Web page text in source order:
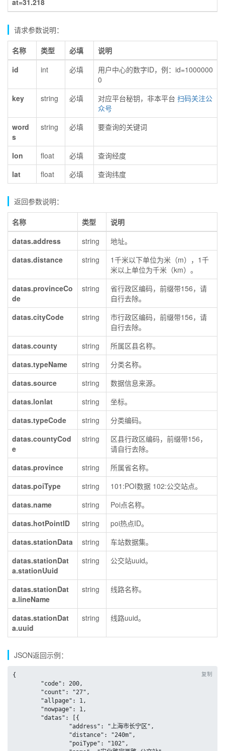
at=31.218
请求参数说明：
名称 类型 必填
说明
id
int 必填
用户中心的数字ID，例：id=1000000
0
key
string 必填 对应平台秘钥，非本平台 扫码关注公
众号
word
s
string 必填 要查询的关键词
lon float 必填
查询经度
lat
float 必填 查询纬度
返回参数说明：
名称 类型
说明
datas.address
string
地址。
datas.distance
string
1千米以下单位为米（m），1千
米以上单位为千米（km）。
datas.provinceCo
de
string
省行政区编码，前缀带156，请
自行去除。
datas.cityCode
string
市行政区编码，前缀带156，请
自行去除。
datas.county
string
所属区县名称。
datas.typeName
string
分类名称。
datas.source
string
数据信息来源。
datas.lonlat
string
坐标。
datas.typeCode
string
分类编码。
datas.countyCod
e
string
区县行政区编码，前缀带156，
请自行去除。
datas.province
string
所属省名称。
datas.poiType
string
101:POI数据 102:公交站点。
datas.name
string
Poi点名称。
datas.hotPointID
string
poi热点ID。
datas.stationData
string
车站数据集。
datas.stationDat
a.stationUuid
string 公交站uuid。
datas.stationDat
a.lineName
string 线路名称。
datas.stationDat
a.uuid
string 线路uuid。
JSON返回示例：
复制
{